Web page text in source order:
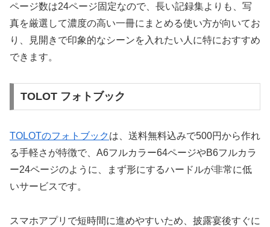
ページ数は24ページ固定なので、長い記録集よりも、写
真を厳選して濃度の高い一冊にまとめる使い方が向いてお
り、見開きで印象的なシーンを入れたい人に特におすすめ
できます。
TOLOT フォトブック
TOLOTのフォトブックは、送料無料込みで500円から作れ
る手軽さが特徴で、A6フルカラー64ページやB6フルカラ
ー24ページのように、まず形にするハードルが非常に低
いサービスです。
スマホアプリで短時間に進めやすいため、披露宴後すぐに